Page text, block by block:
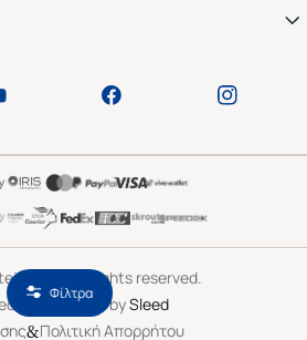
Φίλτρα
All rights reserved.
& Developed bySleed
&Πολιτική Απορρήτου